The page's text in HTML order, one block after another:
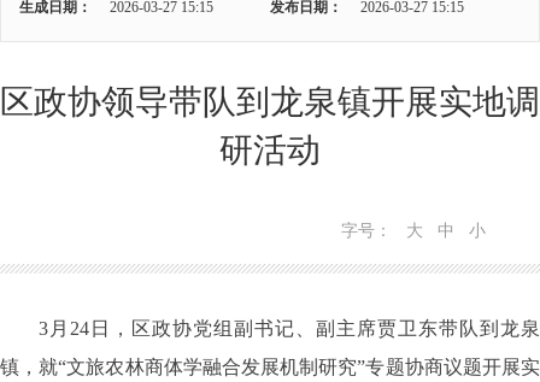
生成日期：
2026-03-27 15:15 发布日期： 2026-03-27 15:15
区政协领导带队到龙泉镇开展实地调
研活动
字号： 大 中 小
3月24日，区政协党组副书记、副主席贾卫东带队到龙泉
镇，就“文旅农林商体学融合发展机制研究”专题协商议题开展实